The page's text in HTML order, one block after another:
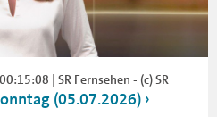
| SR Fernsehen - (c) SR
(05.07.2026)